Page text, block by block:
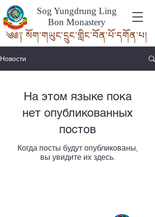
Sog Yungdrung Ling
Bon Monastery
༄༅༑ སོག་གཡུང་དྲུང་གླིང་བོན་པོ་དགོན་པ།
Новости
На этом языке пока
нет опубликованных
постов
Когда посты будут опубликованы,
вы увидите их здесь.